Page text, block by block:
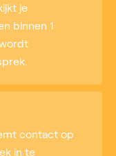
je
binnen 1
contact op
in te